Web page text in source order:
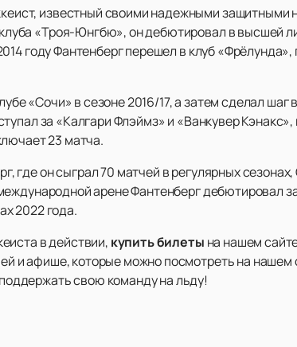
известный своими надежными защитными
«Троя-Юнгбю», он дебютировал в высшей
году Фантенберг перешел в клуб
«Сочи» в сезоне 2016/17, а затем сделал
за «Калгари Флэймз» и «Ванкувер
23 матча.
где он сыграл 70 матчей в регулярных
арене Фантенберг дебютировал
2022 года.
в действии, купить билеты на нашем
и афише, которые можно посмотреть на нашем
свою команду на льду!